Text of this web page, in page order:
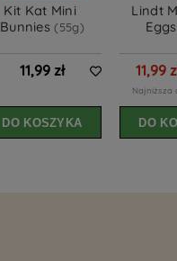
Kit Kat Mini
Bunnies (55g)
11,99 zł
DO KOSZYKA
Lindt
Eggs
11,99
Najniższa
DO